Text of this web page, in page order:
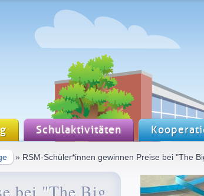
Schulaktivitäten
» RSM-Schüler*innen gewinnen Preise bei "The
bei "The Big